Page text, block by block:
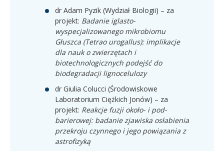
dr Adam Pyzik (Wydział Biologii) – za
projekt: Badanie iglasto-
wyspecjalizowanego mikrobiomu
Głuszca (Tetrao urogallus): implikacje
dla nauk o zwierzętach i
biotechnologicznych podejść do
biodegradacji lignocelulozy
dr Giulia Colucci (Środowiskowe
Laboratorium Ciężkich Jonów) – za
projekt: Reakcje fuzji około- i pod-
barierowej: badanie zjawiska osłabienia
przekroju czynnego i jego powiązania z
astrofizyką